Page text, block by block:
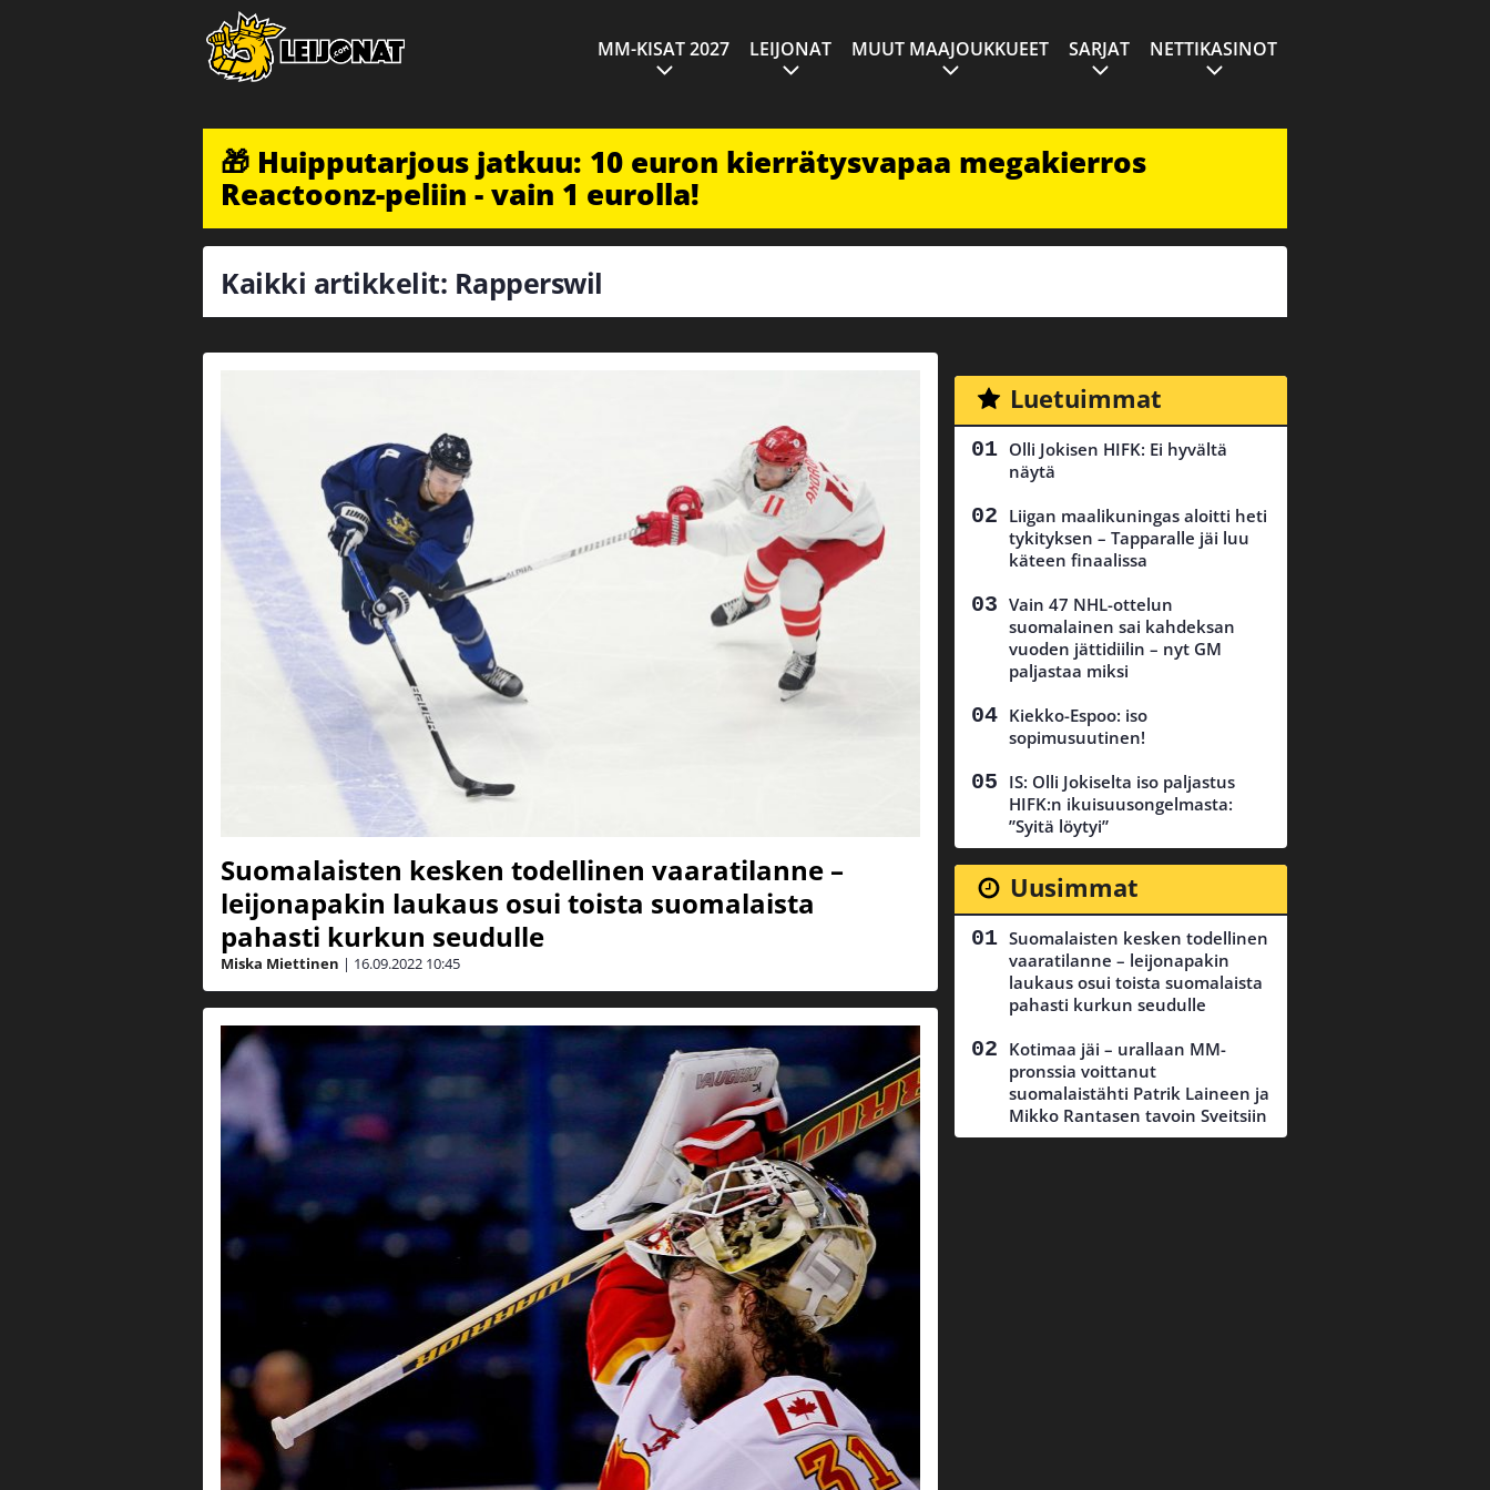
MM-KISAT 2027 LEIJONAT MUUT MAAJOUKKUEET SARJAT NETTIKASINOT
🎁 Huipputarjous jatkuu: 10 euron kierrätysvapaa megakierros
Reactoonz-peliin - vain 1 eurolla!
Kaikki artikkelit: Rapperswil
Suomalaisten kesken todellinen vaaratilanne –
leijonapakin laukaus osui toista suomalaista
pahasti kurkun seudulle
Miska Miettinen | 16.09.2022 10:45
Luetuimmat
Olli Jokisen HIFK: Ei hyvältä
näytä
Liigan maalikuningas aloitti heti
tykityksen – Tapparalle jäi luu
käteen finaalissa
Vain 47 NHL-ottelun
suomalainen sai kahdeksan
vuoden jättidiilin – nyt GM
paljastaa miksi
Kiekko-Espoo: iso
sopimusuutinen!
IS: Olli Jokiselta iso paljastus
HIFK:n ikuisuusongelmasta:
”Syitä löytyi”
Uusimmat
Suomalaisten kesken todellinen
vaaratilanne – leijonapakin
laukaus osui toista suomalaista
pahasti kurkun seudulle
Kotimaa jäi – urallaan MM-
pronssia voittanut
suomalaistähti Patrik Laineen ja
Mikko Rantasen tavoin Sveitsiin